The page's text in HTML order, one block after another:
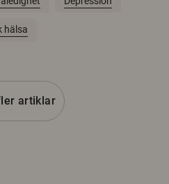
hälsa
artiklar